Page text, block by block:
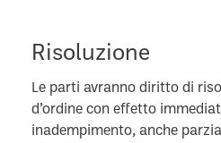
Risoluzione
Le parti avranno diritto di
d’ordine con effetto
inadempimento, anche